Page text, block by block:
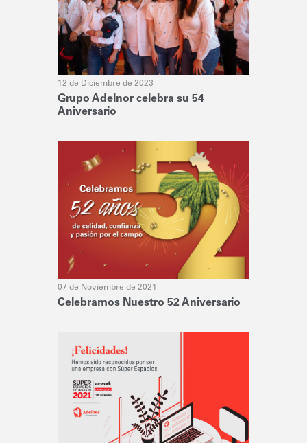
12 de Diciembre de 2023
Grupo Adelnor celebra su 54
Aniversario
07 de Noviembre de 2021
Celebramos Nuestro 52 Aniversario